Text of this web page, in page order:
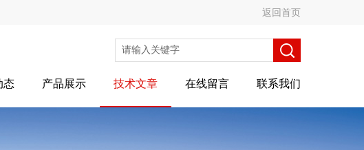
返回首页
态 产品展示 技术文章 在线留言 联系我们